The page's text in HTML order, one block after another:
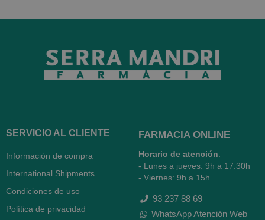
SERVICIO AL CLIENTE
Información de compra
International Shipments
Condiciones de uso
Política de privacidad
FARMACIA ONLINE
Horario de atención:
- Lunes a jueves: 9h a 17.30h
- Viernes: 9h a 15h
93 237 88 69
WhatsApp Atención Web